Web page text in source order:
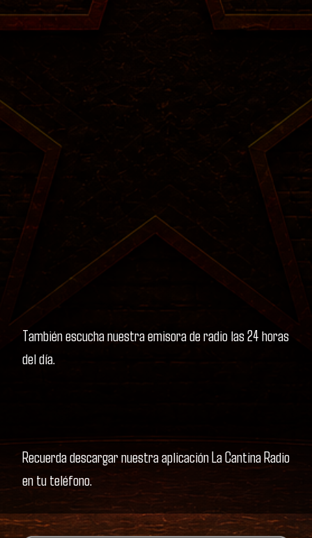
También escucha nuestra emisora de radio las 24 horas
del día.
Recuerda descargar nuestra aplicación La Cantina Radio
en tu teléfono.